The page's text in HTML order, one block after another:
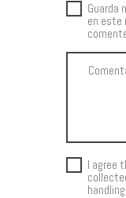
Guarda
en este
I agree